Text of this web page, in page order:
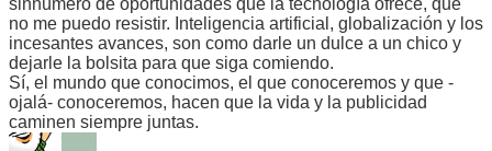
sinnúmero de oportunidades que la tecnología ofrece, que
no me puedo resistir. Inteligencia artificial, globalización y los
incesantes avances, son como darle un dulce a un chico y
dejarle la bolsita para que siga comiendo.
Sí, el mundo que conocimos, el que conoceremos y que -
ojalá- conoceremos, hacen que la vida y la publicidad
caminen siempre juntas.